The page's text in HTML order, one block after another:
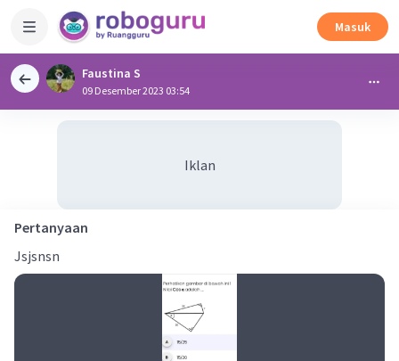
Masuk
Faustina S
09 Desember 2023 03:54
Iklan
Pertanyaan
Jsjsnsn